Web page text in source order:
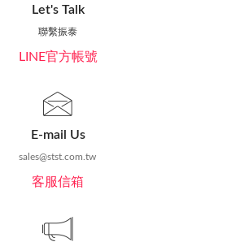
Let's Talk
聯繫振泰
LINE官方帳號
E-mail Us
sales@stst.com.tw
客服信箱